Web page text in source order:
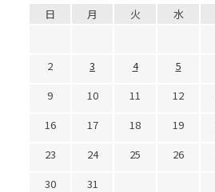
日 月 火 水
2
3 4 5
9
10 11 12
16
17 18 19
23
24 25 26
30
31